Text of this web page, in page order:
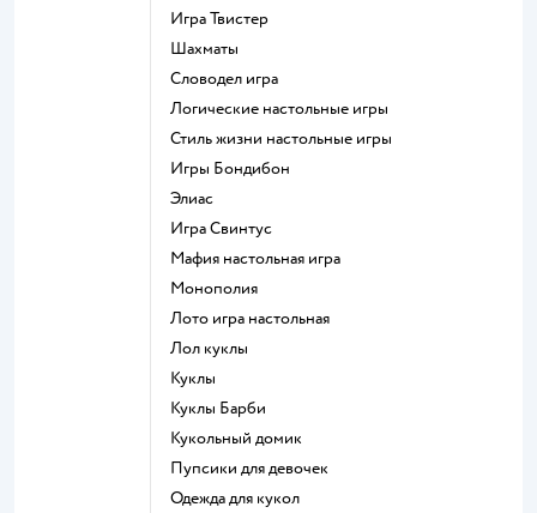
Игра Твистер
Шахматы
Словодел игра
Логические настольные игры
Стиль жизни настольные игры
Игры Бондибон
Элиас
Игра Свинтус
Мафия настольная игра
Монополия
Лото игра настольная
Лол куклы
Куклы
Куклы Барби
Кукольный домик
Пупсики для девочек
Одежда для кукол